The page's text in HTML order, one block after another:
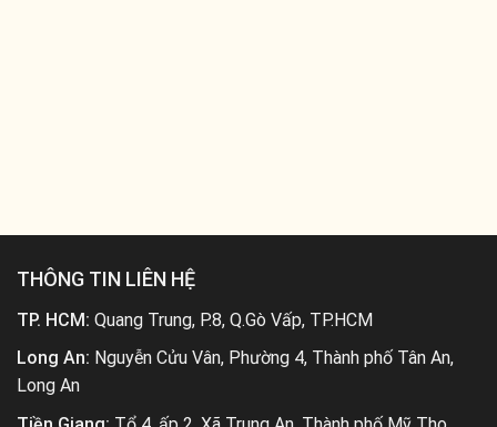
THÔNG TIN LIÊN HỆ
TP. HCM: Quang Trung, P.8, Q.Gò Vấp, TP.HCM
Long An: Nguyễn Cửu Vân, Phường 4, Thành phố Tân An,
Long An